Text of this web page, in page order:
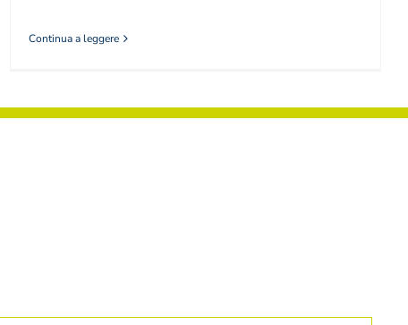
Continua a leggere